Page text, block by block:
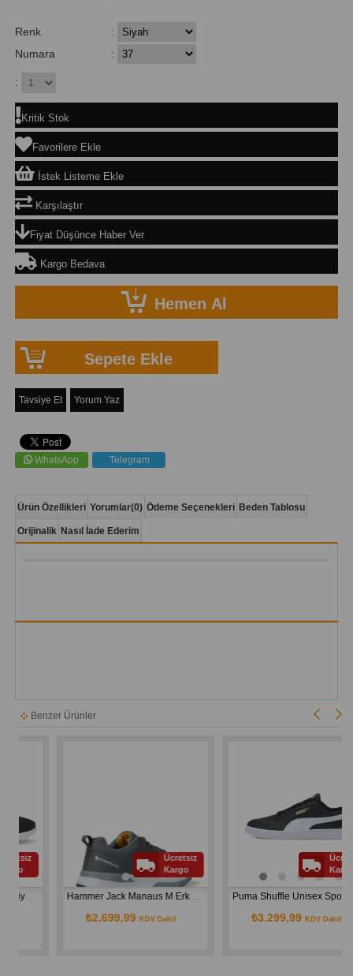
Renk
:
Numara
:
:
Kritik Stok
Favorilere Ekle
İstek Listeme Ekle
Karşılaştır
Fiyat Düşünce Haber Ver
Kargo Bedava
Tavsiye Et Yorum Yaz
WhatsApp Telegram
Ürün Özellikleri Yorumlar(0) Ödeme Seçenekleri Beden Tablosu
Orijinalik Nasıl İade Ederim
Benzer Ürünler
Hammer Jack Manaus M Erkek Günlük Snekear Ayakkabı
₺2.699,99KDV Dahil
Ücretsiz
Kargo
Puma Shuffle Unisex Spor Ayakkabı 309668-04
₺3.299,99KDV Dahil
Ücretsiz
Kargo